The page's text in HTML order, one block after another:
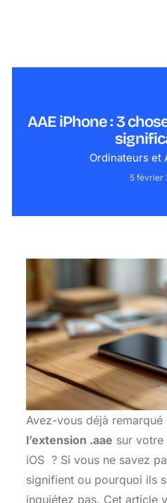
AAE iPhone : 3
Ordinateurs et
5 février
Avez-vous déjà remarqué
l’extension .aae sur votre
iOS ? Si vous ne savez
signifient ou pourquoi ils
inquiétez pas. Cet article